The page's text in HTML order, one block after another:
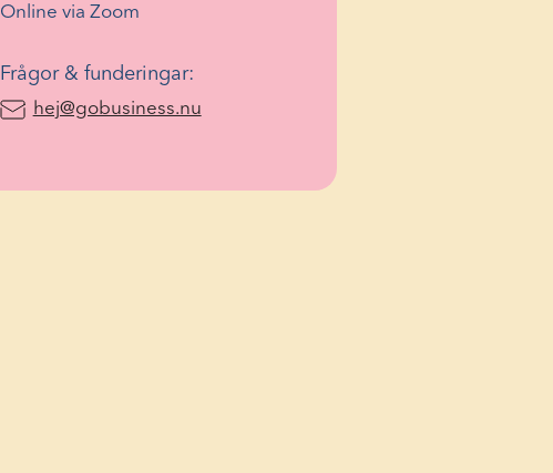
Online via Zoom
Frågor & funderingar:
hej@gobusiness.nu(Opens in a new window)